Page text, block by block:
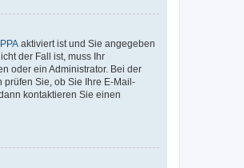
aktiviert ist und Sie angegeben
der Fall ist, muss Ihr
oder ein Administrator. Bei der
Sie, ob Sie Ihre E-Mail-
kontaktieren Sie einen